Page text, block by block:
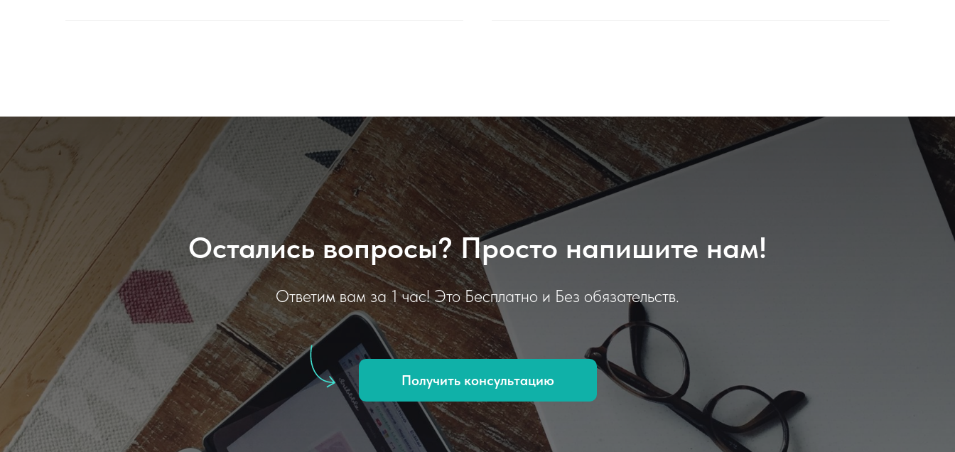
Остались вопросы? Просто напишите нам!
Ответим вам за 1 час! Это Бесплатно и Без обязательств.
Получить консультацию